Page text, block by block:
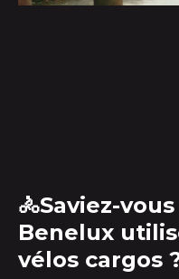
🚴Saviez-
Benelux
vélos cargos